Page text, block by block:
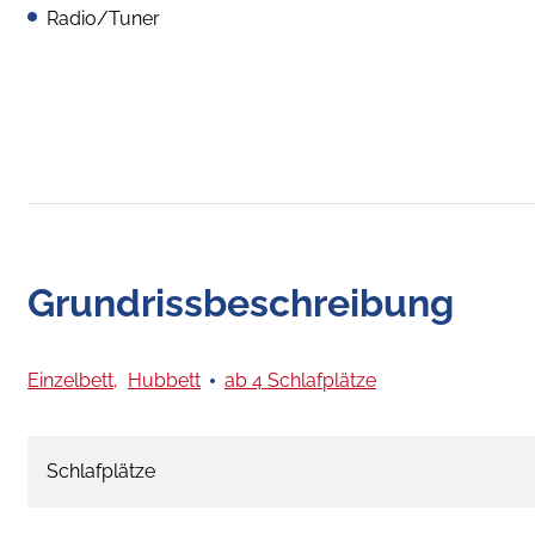
Radio/Tuner
Grundrissbeschreibung
Einzelbett, Hubbett ab 4 Schlafplätze
Schlafplätze